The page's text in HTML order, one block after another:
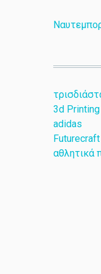
3d Printing
adidas
αθλητικά